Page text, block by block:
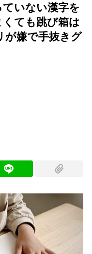
いない漢字を
ても跳び箱は
嫌で手抜きグ